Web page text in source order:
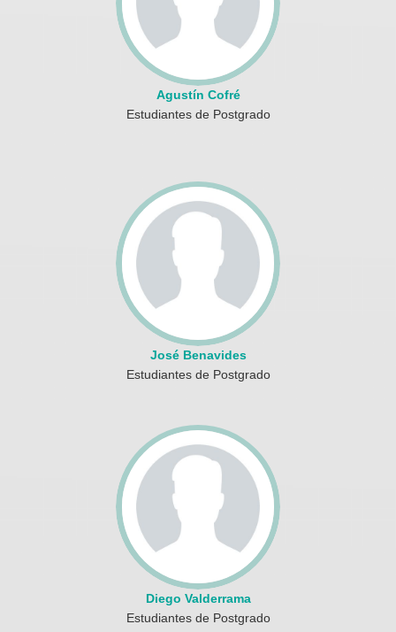
Agustín Cofré
Estudiantes de Postgrado
José Benavides
Estudiantes de Postgrado
Diego Valderrama
Estudiantes de Postgrado